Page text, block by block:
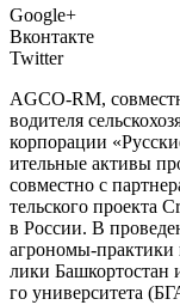
Google+
Вконтакте
Twitter
AGCO-RM,
во­ди­те­ля
кор­по­ра­ции
и­тель­ные акти­вы
сов­мест­но с
тель­ско­го про­ек­та
в Рос­сии. В
агро­но­мы-
ли­ки Баш­кор­то­стан
го уни­вер­си­те­та